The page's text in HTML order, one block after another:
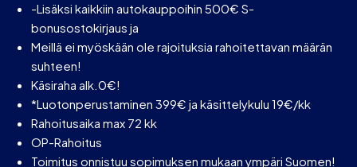
-Lisäksi kaikkiin autokauppoihin 500€ S-
bonusostokirjaus ja
Meillä ei myöskään ole rajoituksia rahoitettavan määrän
suhteen!
Käsiraha alk.0€!
*Luotonperustaminen 399€ ja käsittelykulu 19€/kk
Rahoitusaika max 72 kk
OP-Rahoitus
Toimitus onnistuu sopimuksen mukaan ympäri Suomen!